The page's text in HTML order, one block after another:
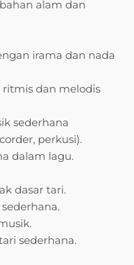
alam dan
irama dan nada
dan melodis
sederhana
perkusi).
dalam lagu.
dasar tari.
sederhana.